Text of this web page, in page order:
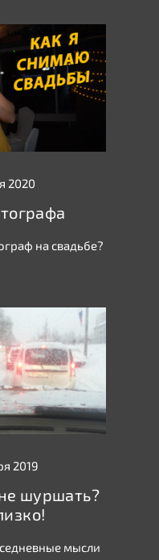
2020
на свадьбе?
2019
шуршать?
мысли